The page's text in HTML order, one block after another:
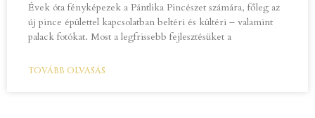
Évek óta fényképezek a Pántlika Pincészet számára, főleg az
új pince épülettel kapcsolatban beltéri és kültéri – valamint
palack fotókat. Most a legfrissebb fejlesztésüket a
TOVÁBB OLVASÁS